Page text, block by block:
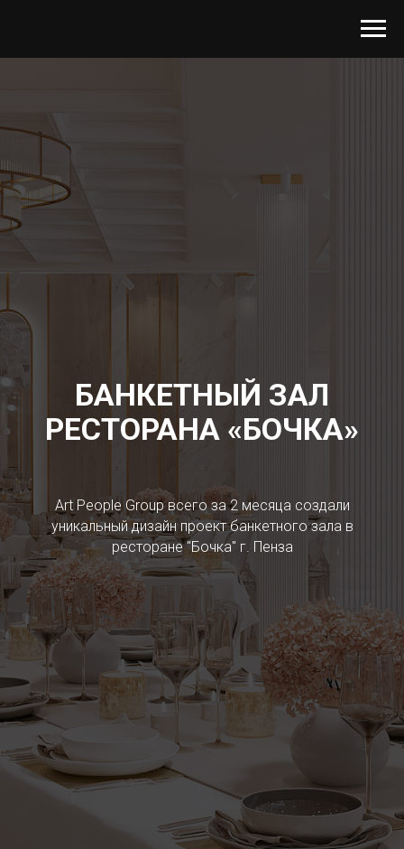
БАНКЕТНЫЙ ЗАЛ
РЕСТОРАНА «БОЧКА»
Art People Group всего за 2 месяца создали
уникальный дизайн проект банкетного зала в
ресторане "Бочка" г. Пенза